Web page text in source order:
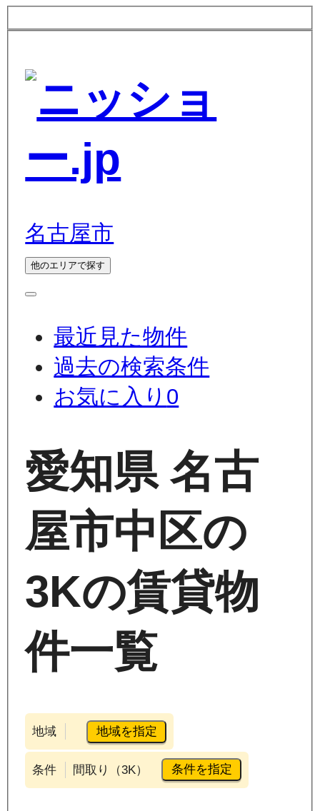
名古屋市
他のエリアで探す
最近見た物件
過去の検索条件
お気に入り 0
愛知県 名古
屋市中区の
3Kの賃貸物
件一覧
地域 地域を指定
条件 間取り（3K） 条件を指定